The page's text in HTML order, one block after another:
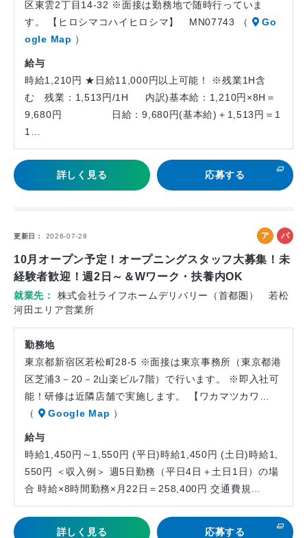
区東雲2丁目14-32 ※面接は勤務地で随時行っていま
す。 【ヒロシマコハイヒロシマ】 MN07743 （
Go
ogle Map ）
給与
時給1,210円 ★日給11,000円以上可能！ ※残業1H含
む 残業：1,513円/1H 内訳)基本給：1,210円×8H＝
9,680円 日給：9,680円(基本給)＋1,513円＝1
1…
詳しく見る 応募する
更新日 2026-07-28
ア
ル
ト
パ
ー
10月オープン予定！オープニングスタッフ大募集！未
経験者歓迎！週2日～＆Wワーク・扶養内OK
就業先
株式会社ライフホームデリバリー（首都圏） 若松
河田エリア営業所
勤務地
東京都新宿区若松町28-5 ※面接は東京事務所（東京都港
区芝浦3－20－2山楽ビル7階）で行います。 ※即入社可
能！研修は近隣店舗で実施します。 【ワカマツカワ…
（
Google Map ）
給与
時給1,450円～1,550円 (平日)時給1,450円 (土日)時給1,
550円 ＜収入例＞ 週5日勤務（平日4日＋土日1日）の場
合 時給×8時間勤務×月22日＝258,400円 交通費規…
詳しく見る 応募する